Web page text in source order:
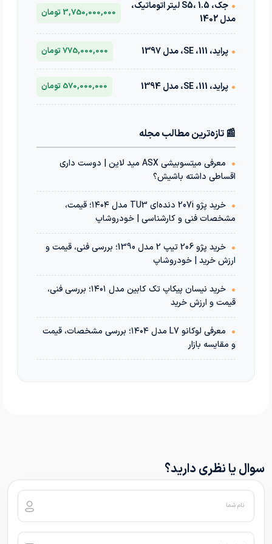
•
جک، S5، 1.5 لیتر اتوماتیک،
مدل 1402
3,750,000,000 تومان
• پراید، 111، SE، مدل 1397 775,000,000 تومان
• پراید، 111، SE، مدل 1394 570,000,000 تومان
📰 تازه‌ترین مطالب مجله
•
معرفی میتسوبیشی ASX مید لاین | دوست داری
اقساطی داشته باشیش؟
•
خرید پژو 207i دنده‌ای TU3 مدل ۱۴۰۴؛ قیمت،
مشخصات فنی و کارشناسی | خودروشاپ
•
خرید پژو 206 تیپ 2 مدل 1390؛ بررسی فنی، قیمت و
ارزش خرید | خودروشاپ
•
خرید نیسان پیکاپ تک کابین مدل ۱۴۰۱؛ بررسی فنی،
قیمت و ارزش خرید
•
معرفی لوکانو L7 مدل ۱۴۰۴؛ بررسی مشخصات، قیمت
و مقایسه بازار
سوال یا نظری دارید؟
نام شما